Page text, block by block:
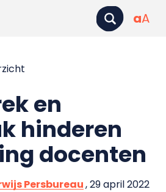
aA
en
hinderen
docenten
Persbureau, 29 april 2022